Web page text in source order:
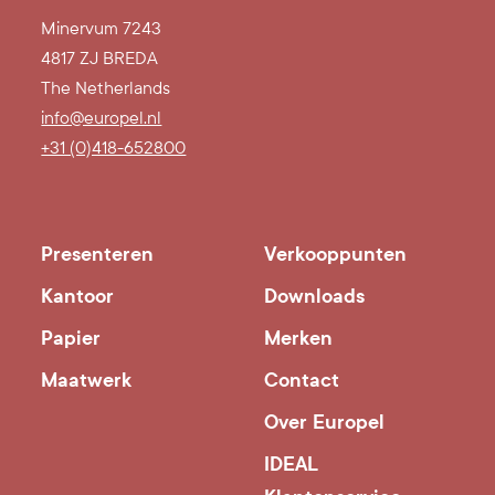
Minervum 7243
4817 ZJ BREDA
The Netherlands
info@europel.nl
+31 (0)418-652800
Presenteren
Kantoor
Papier
Maatwerk
Verkooppunten
Downloads
Merken
Contact
Over Europel
IDEAL